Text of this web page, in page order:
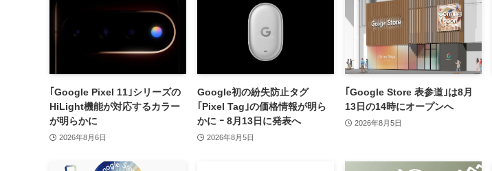
｢Google Pixel 11｣シリーズの
HiLight機能が対応するカラー
が明らかに
2026年8月6日
Google初の紛失防止タグ
｢Pixel Tag｣の価格情報が明ら
かに ｰ 8月13日に発表へ
2026年8月5日
｢Google Store 表参道｣は8月
13日の14時にオープンへ
2026年8月5日